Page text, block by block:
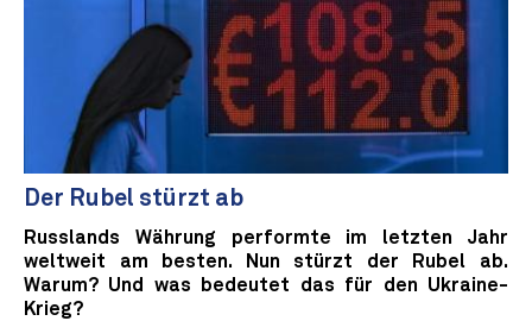
Der Rubel stürzt ab
Russlands Währung performte im letzten Jahr
weltweit am besten. Nun stürzt der Rubel ab.
Warum? Und was bedeutet das für den Ukraine-
Krieg?